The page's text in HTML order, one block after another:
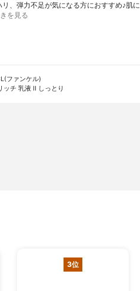
、弾力不足が気になる方におすすめ♪肌に
を見る
ファンケル)
ッチ 乳液 II しっとり
3位